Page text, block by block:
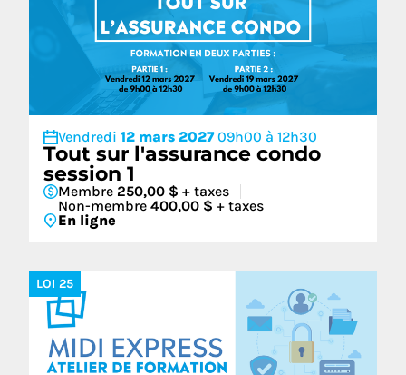
Vendredi 12 mars 202709h00 à 12h30
Tout sur l'assurance condo
session 1
Membre 250,00 $ + taxes
Non-membre 400,00 $ + taxes
En ligne
LOI 25